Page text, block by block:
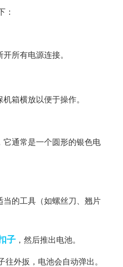
：
所有电源连接。
箱横放以便于操作。
通常是一个圆形的银色电
的工具（如螺丝刀、翘片
子 ，然后推出电池。
外扳，电池会自动弹出。